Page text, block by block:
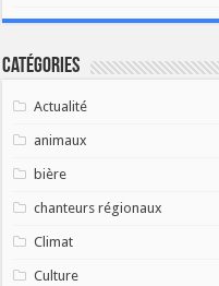
Catégories
Actualité
animaux
bière
chanteurs régionaux
Climat
Culture